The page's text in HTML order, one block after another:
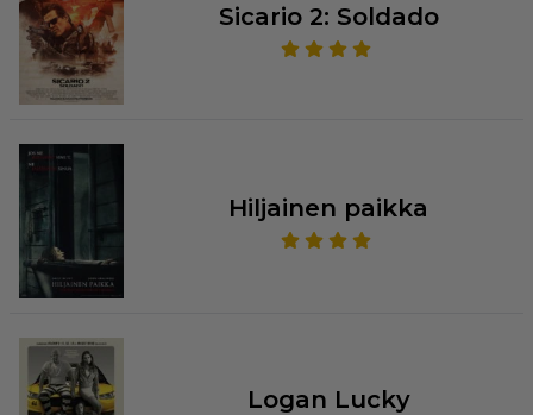
Sicario 2: Soldado
Hiljainen paikka
Logan Lucky